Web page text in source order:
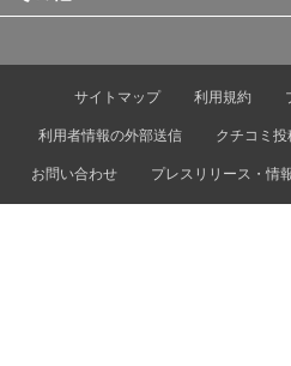
サイトマップ 利用規約
利用者情報の外部送信
クチコミ
お問い合わせ
プレスリリース・情